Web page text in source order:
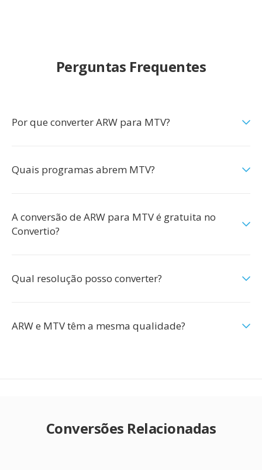
Perguntas Frequentes
Por que converter ARW para MTV?
Quais programas abrem MTV?
A conversão de ARW para MTV é gratuita no
Convertio?
Qual resolução posso converter?
ARW e MTV têm a mesma qualidade?
Conversões Relacionadas